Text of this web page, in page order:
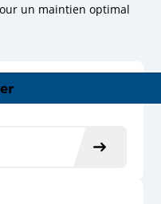
un maintien optimal